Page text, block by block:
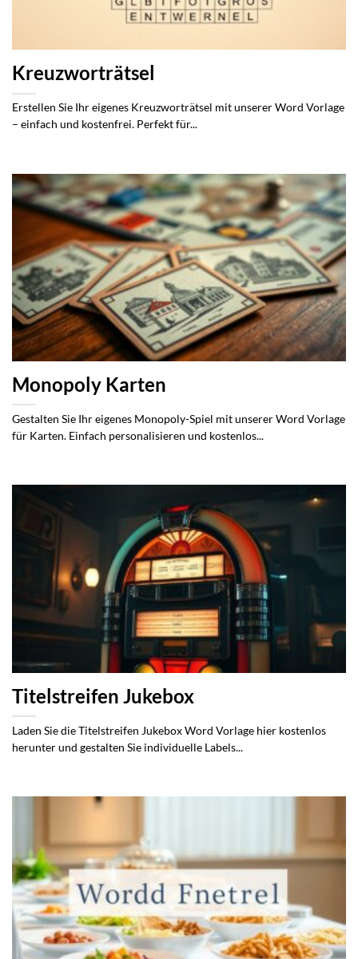
Kreuzworträtsel
Erstellen Sie Ihr eigenes Kreuzworträtsel mit unserer Word Vorlage
– einfach und kostenfrei. Perfekt für...
Monopoly Karten
Gestalten Sie Ihr eigenes Monopoly-Spiel mit unserer Word Vorlage
für Karten. Einfach personalisieren und kostenlos...
Titelstreifen Jukebox
Laden Sie die Titelstreifen Jukebox Word Vorlage hier kostenlos
herunter und gestalten Sie individuelle Labels...